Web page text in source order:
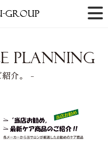
planning
紹介。 -